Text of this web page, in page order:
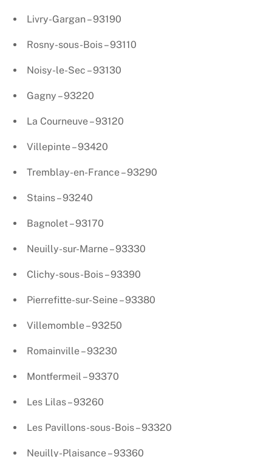
Livry-Gargan – 93190
Rosny-sous-Bois – 93110
Noisy-le-Sec – 93130
Gagny – 93220
La Courneuve – 93120
Villepinte – 93420
Tremblay-en-France – 93290
Stains – 93240
Bagnolet – 93170
Neuilly-sur-Marne – 93330
Clichy-sous-Bois – 93390
Pierrefitte-sur-Seine – 93380
Villemomble – 93250
Romainville – 93230
Montfermeil – 93370
Les Lilas – 93260
Les Pavillons-sous-Bois – 93320
Neuilly-Plaisance – 93360